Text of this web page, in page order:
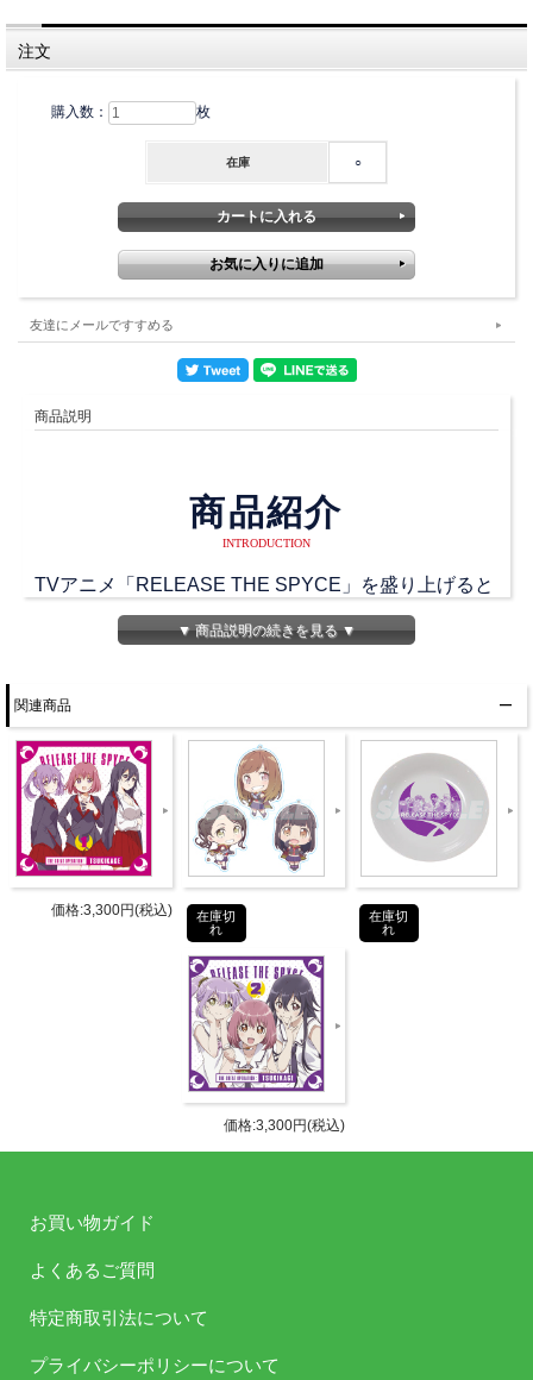
注文
購入数： 枚
在庫 ○
友達にメールですすめる
商品説明
商品紹介
INTRODUCTION
TVアニメ「RELEASE THE SPYCE」を盛り上げると
いうミッションを背負ったラジオ番組の出張版
京都を訪れたリリスパの６人。司令官に呼び出されて
いつもは師弟関係の６人ですが、今回のDVDでは師匠
チームと弟子チームに分かれてとあるミッションに挑
戦します！
商品詳細
DETAIL
2019年1月30日(水)
安齋由香里(源モモ 役)
沼倉愛美(半蔵門雪 役)
藤田茜(相模楓 役)
洲崎綾(八千代命 役)
内田彩（青葉初芽 役）
のぐちゆり(石川五恵 役)
仕様
ジャケット：新規撮りおろし写真
▼ 商品説明の続きを見る ▼
関連商品
価格:3,300円(税込)
在庫切
れ
在庫切
れ
価格:3,300円(税込)
お買い物ガイド
よくあるご質問
特定商取引法について
プライバシーポリシーについて